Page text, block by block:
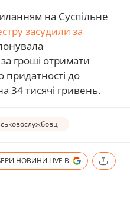
на Суспільне
засудили за
гроші отримати
до
34 тисячі гривень.
НОВИНИ.LIVE В